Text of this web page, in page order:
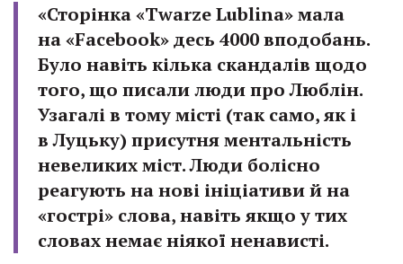
«Сторінка «Twarze Lublina» мала
на «Facebook» десь 4000 вподобань.
Було навіть кілька скандалів щодо
того, що писали люди про Люблін.
Узагалі в тому місті (так само, як і
в Луцьку) присутня ментальність
невеликих міст. Люди болісно
реагують на нові ініціативи й на
«гострі» слова, навіть якщо у тих
словах немає ніякої ненависті.